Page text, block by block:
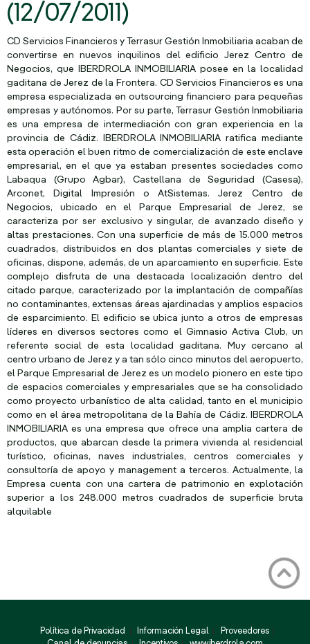
(12/07/2011)
CD Servicios Financieros y Terrasur Gestión Inmobiliaria acaban de
convertirse en nuevos inquilinos del edificio Jerez Centro de
Negocios, que IBERDROLA INMOBILIARIA posee en la localidad
gaditana de Jerez de la Frontera. CD Servicios Financieros es una
empresa especializada en outsourcing financiero para pequeñas
empresas y autónomos. Por su parte, Terrasur Gestión Inmobiliaria
es una empresa de intermediación con gran experiencia en la
provincia de Cádiz. IBERDROLA INMOBILIARIA ratifica mediante
esta operación el buen ritmo de comercialización de este enclave
empresarial, en el que ya estaban presentes sociedades como
Labaqua (Grupo Agbar), Castellana de Seguridad (Casesa),
Arconet, Digital Impresión o AtSistemas. Jerez Centro de
Negocios, ubicado en el Parque Empresarial de Jerez, se
caracteriza por ser exclusivo y singular, de avanzado diseño y
altas prestaciones. Con una superficie de más de 15.000 metros
cuadrados, distribuidos en dos plantas comerciales y siete de
oficinas, dispone, además, de un aparcamiento en superficie. Este
complejo disfruta de una destacada localización dentro del
citado parque, caracterizado por la implantación de compañías
no contaminantes, extensas áreas ajardinadas y amplios espacios
de esparcimiento. El edificio se ubica junto a otros de empresas
líderes en diversos sectores como el Gimnasio Activa Club, un
referente social de esta localidad gaditana. Muy cercano al
centro urbano de Jerez y a tan sólo cinco minutos del aeropuerto,
el Parque Empresarial de Jerez es un modelo pionero en este tipo
de espacios comerciales y empresariales que se ha consolidado
como proyecto urbanístico de alta calidad, tanto en el municipio
como en el área metropolitana de la Bahía de Cádiz. IBERDROLA
INMOBILIARIA es una empresa que ofrece una amplia cartera de
productos, que abarcan desde la primera vivienda al residencial
turístico, oficinas, naves industriales, centros comerciales y
consultoría de apoyo y management a terceros. Actualmente, la
Empresa cuenta con una cartera de patrimonio en explotación
superior a los 248.000 metros cuadrados de superficie bruta
alquilable
Política de Privacidad Información Legal
Proveedores